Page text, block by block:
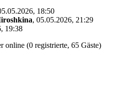
18:50
, 05.05.2026, 21:29
19:38
online (0 registrierte, 65 Gäste)